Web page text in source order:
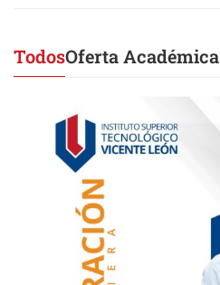
TodosOferta Académica